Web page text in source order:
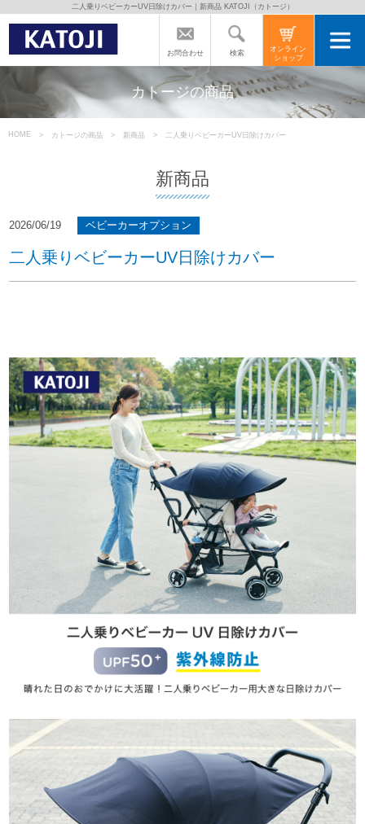
トップページ
カトージの商品
カトージについて
商品をご愛用の方へ
よくあるご質問
お問い合わせ
お知らせ
チャイルドシートユーザー登録
ママコラボ
KATOJI TV
このサイトについて
サイトマップ
オフィシャルFacebook
お問合わせ 検索
オンライン
ショップ
二人乗りベビーカーUV日除けカバー｜新商品 KATOJI（カトージ）
カトージの商品
HOME カトージの商品 新商品 二人乗りベビーカーUV日除けカバー
新商品
2026/06/19 ベビーカーオプション
二人乗りベビーカーUV日除けカバー